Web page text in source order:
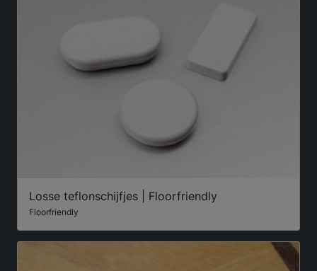
Losse teflonschijfjes | Floorfriendly
Floorfriendly